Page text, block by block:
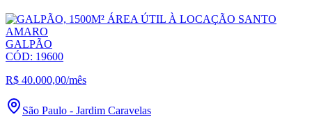
GALPÃO
CÓD: 19600
R$ 40.000,00/mês
São Paulo - Jardim Caravelas